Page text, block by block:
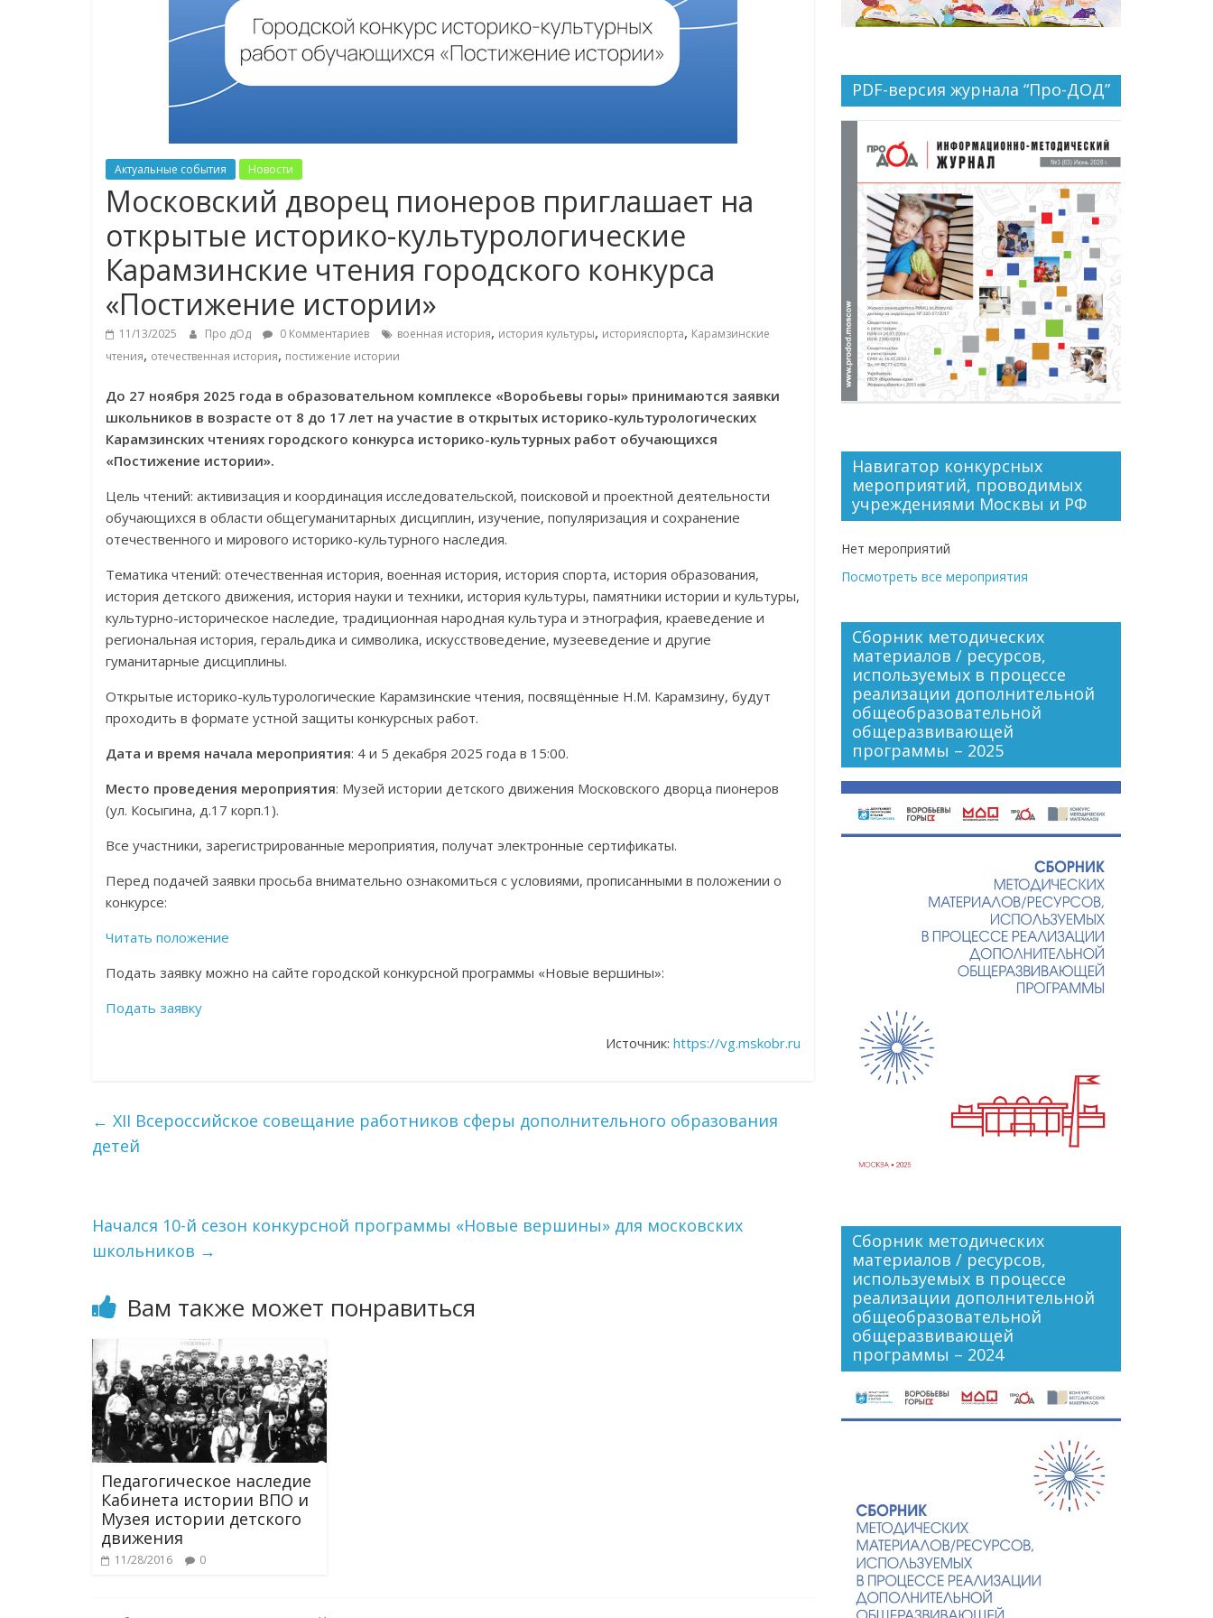
Актуальные события Новости
Московский дворец пионеров приглашает на
открытые историко-культурологические
Карамзинские чтения городского конкурса
«Постижение истории»
11/13/2025 Про дОд 0 Комментариев военная история, история культуры, историяспорта, Карамзинские
чтения, отечественная история, постижение истории
До 27 ноября 2025 года в образовательном комплексе «Воробьевы горы» принимаются заявки
школьников в возрасте от 8 до 17 лет на участие в открытых историко-культурологических
Карамзинских чтениях городского конкурса историко-культурных работ обучающихся
«Постижение истории».
Цель чтений: активизация и координация исследовательской, поисковой и проектной деятельности
обучающихся в области общегуманитарных дисциплин, изучение, популяризация и сохранение
отечественного и мирового историко-культурного наследия.
Тематика чтений: отечественная история, военная история, история спорта, история образования,
история детского движения, история науки и техники, история культуры, памятники истории и культуры,
культурно-историческое наследие, традиционная народная культура и этнография, краеведение и
региональная история, геральдика и символика, искусствоведение, музееведение и другие
гуманитарные дисциплины.
Открытые историко-культурологические Карамзинские чтения, посвящённые Н.М. Карамзину, будут
проходить в формате устной защиты конкурсных работ.
Дата и время начала мероприятия: 4 и 5 декабря 2025 года в 15:00.
Место проведения мероприятия: Музей истории детского движения Московского дворца пионеров
(ул. Косыгина, д.17 корп.1).
Все участники, зарегистрированные мероприятия, получат электронные сертификаты.
Перед подачей заявки просьба внимательно ознакомиться с условиями, прописанными в положении о
конкурсе:
Читать положение
Подать заявку можно на сайте городской конкурсной программы «Новые вершины»:
Подать заявку
Источник: https://vg.mskobr.ru
← XII Всероссийское совещание работников сферы дополнительного образования
детей
Начался 10-й сезон конкурсной программы «Новые вершины» для московских
школьников →
Вам также может понравиться
Педагогическое наследие
Кабинета истории ВПО и
Музея истории детского
движения
11/28/2016 0
PDF-версия журнала “Про-ДОД”
Навигатор конкурсных
мероприятий, проводимых
учреждениями Москвы и РФ
Нет мероприятий
Посмотреть все мероприятия
Сборник методических
материалов / ресурсов,
используемых в процессе
реализации дополнительной
общеобразовательной
общеразвивающей
программы – 2025
Сборник методических
материалов / ресурсов,
используемых в процессе
реализации дополнительной
общеобразовательной
общеразвивающей
программы – 2024